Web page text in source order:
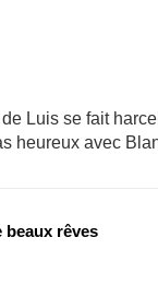
Luis se fait
heureux avec
beaux rêves